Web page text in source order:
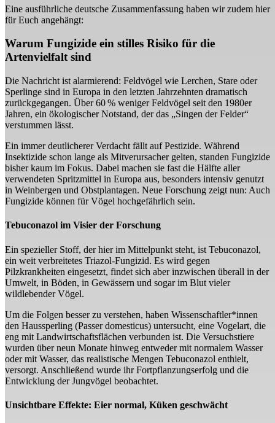
Eine ausführliche deutsche Zusammenfassung haben wir zudem hier
für Euch angehängt:
Warum Fungizide ein stilles Risiko für die
Artenvielfalt sind
Die Nachricht ist alarmierend: Feldvögel wie Lerchen, Stare oder
Sperlinge sind in Europa in den letzten Jahrzehnten dramatisch
zurückgegangen. Über 60 % weniger Feldvögel seit den 1980er
Jahren, ein ökologischer Notstand, der das „Singen der Felder“
verstummen lässt.
Ein immer deutlicherer Verdacht fällt auf Pestizide. Während
Insektizide schon lange als Mitverursacher gelten, standen Fungizide
bisher kaum im Fokus. Dabei machen sie fast die Hälfte aller
verwendeten Spritzmittel in Europa aus, besonders intensiv genutzt
in Weinbergen und Obstplantagen. Neue Forschung zeigt nun: Auch
Fungizide können für Vögel hochgefährlich sein.
Tebuconazol im Visier der Forschung
Ein spezieller Stoff, der hier im Mittelpunkt steht, ist Tebuconazol,
ein weit verbreitetes Triazol-Fungizid. Es wird gegen
Pilzkrankheiten eingesetzt, findet sich aber inzwischen überall in der
Umwelt, in Böden, in Gewässern und sogar im Blut vieler
wildlebender Vögel.
Um die Folgen besser zu verstehen, haben Wissenschaftler*innen
den Haussperling (Passer domesticus) untersucht, eine Vogelart, die
eng mit Landwirtschaftsflächen verbunden ist. Die Versuchstiere
wurden über neun Monate hinweg entweder mit normalem Wasser
oder mit Wasser, das realistische Mengen Tebuconazol enthielt,
versorgt. Anschließend wurde ihr Fortpflanzungserfolg und die
Entwicklung der Jungvögel beobachtet.
Unsichtbare Effekte: Eier normal, Küken geschwächt